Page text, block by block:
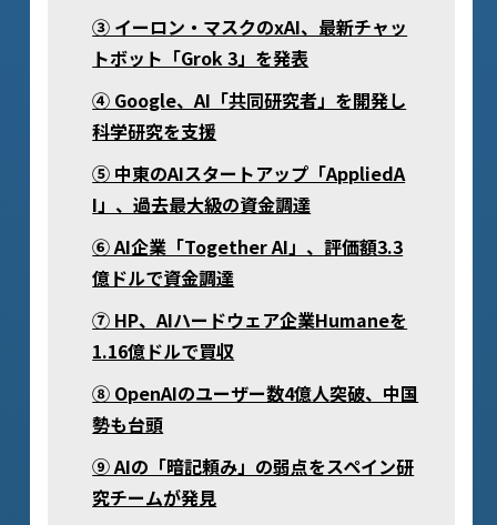
③ イーロン・マスクのxAI、最新チャッ
トボット「Grok 3」を発表
④ Google、AI「共同研究者」を開発し
科学研究を支援
⑤ 中東のAIスタートアップ「AppliedA
I」、過去最大級の資金調達
⑥ AI企業「Together AI」、評価額3.3
億ドルで資金調達
⑦ HP、AIハードウェア企業Humaneを
1.16億ドルで買収
⑧ OpenAIのユーザー数4億人突破、中国
勢も台頭
⑨ AIの「暗記頼み」の弱点をスペイン研
究チームが発見